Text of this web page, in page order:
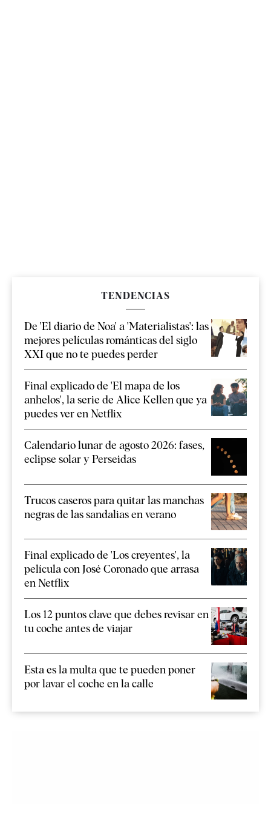
TENDENCIAS
De 'El diario de Noa' a 'Materialistas': las
mejores películas románticas del siglo
XXI que no te puedes perder
Final explicado de 'El mapa de los
anhelos', la serie de Alice Kellen que ya
puedes ver en Netflix
Calendario lunar de agosto 2026: fases,
eclipse solar y Perseidas
Trucos caseros para quitar las manchas
negras de las sandalias en verano
Final explicado de 'Los creyentes', la
película con José Coronado que arrasa
en Netflix
Los 12 puntos clave que debes revisar en
tu coche antes de viajar
Esta es la multa que te pueden poner
por lavar el coche en la calle